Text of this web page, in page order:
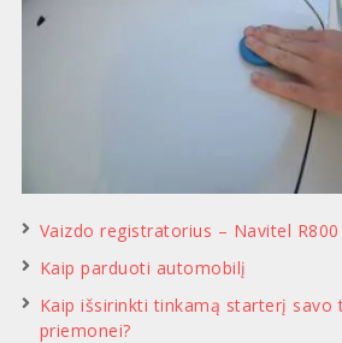
Vaizdo registratorius – Navitel R800
Kaip parduoti automobilį
Kaip išsirinkti tinkamą starterį savo
priemonei?